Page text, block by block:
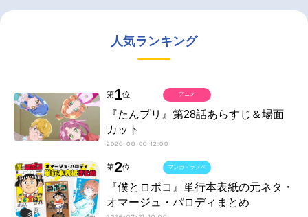
人気ランキング
第1位
『たんプリ』第28話あらすじ＆場面
カット
2026-08-08 12:00
アニメ
第2位
『僕とロボコ』単行本表紙の元ネタ・
オマージュ・パロディまとめ
マンガ・ラノベ